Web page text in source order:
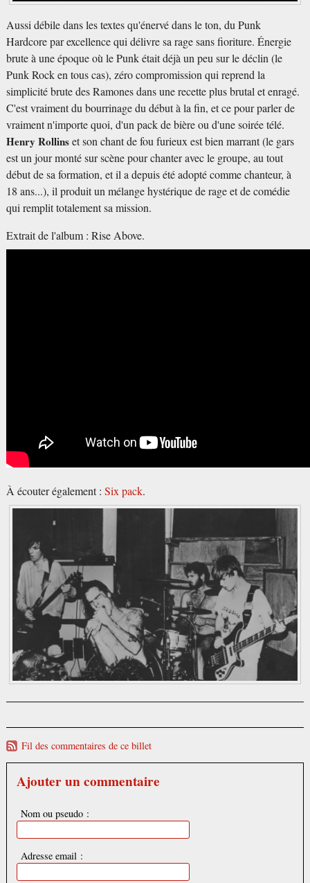
Aussi débile dans les textes qu'énervé dans le ton, du Punk
Hardcore par excellence qui délivre sa rage sans fioriture. Énergie
brute à une époque où le Punk était déjà un peu sur le déclin (le
Punk Rock en tous cas), zéro compromission qui reprend la
simplicité brute des Ramones dans une recette plus brutal et enragé.
C'est vraiment du bourrinage du début à la fin, et ce pour parler de
vraiment n'importe quoi, d'un pack de bière ou d'une soirée télé.
Henry Rollinset son chant de fou furieux est bien marrant (le gars
est un jour monté sur scène pour chanter avec le groupe, au tout
début de sa formation, et il a depuis été adopté comme chanteur, à
18 ans...), il produit un mélange hystérique de rage et de comédie
qui remplit totalement sa mission.
Extrait de l'album : Rise Above.
À écouter également : Six pack.
Fil des commentaires de ce billet
Ajouter un commentaire
Nom ou pseudo :
Adresse email :